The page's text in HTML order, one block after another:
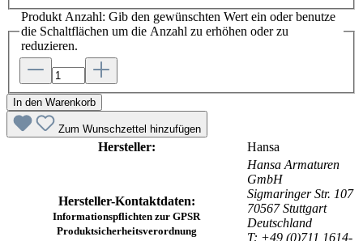
Produkt Anzahl: Gib den gewünschten Wert ein oder benutze
die Schaltflächen um die Anzahl zu erhöhen oder zu
reduzieren.
In den Warenkorb
Zum Wunschzettel hinzufügen
Hersteller: Hansa
Hersteller-Kontaktdaten:
Informationspflichten zur GPSR
Produktsicherheitsverordnung
Hansa Armaturen
GmbH
Sigmaringer Str. 107
70567 Stuttgart
Deutschland
T: +49 (0)711 1614-